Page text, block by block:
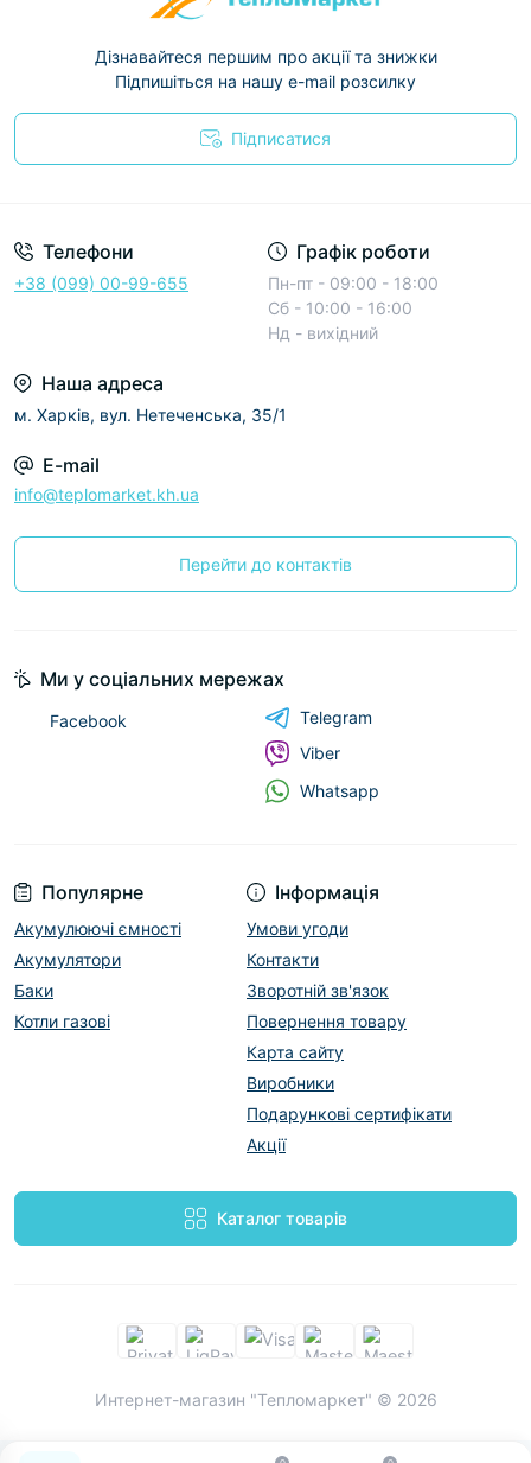
Дізнавайтеся першим про акції та знижки
Підпишіться на нашу e-mail розсилку
Підписатися
Телефони
+38 (099) 00-99-655
Графік роботи
Пн-пт - 09:00 - 18:00
Сб - 10:00 - 16:00
Нд - вихідний
Наша адреса
м. Харків, вул. Нетеченська, 35/1
E-mail
info@teplomarket.kh.ua
Перейти до контактів
Популярне
Акумулюючі ємності
Акумулятори
Баки
Котли газові
Інформація
Умови угоди
Контакти
Зворотній зв'язок
Повернення товару
Карта сайту
Виробники
Подарункові сертифікати
Акції
Каталог товарів
Ми у соціальних мережах
Facebook
Telegram
Viber
Whatsapp
Интернет-магазин "Тепломаркет" © 2026